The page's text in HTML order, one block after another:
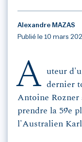
Alexandre MAZAS
Publié le 10 mars
A
uteur
dernier
Antoine Rozner
prendre la 59e
l'Australien